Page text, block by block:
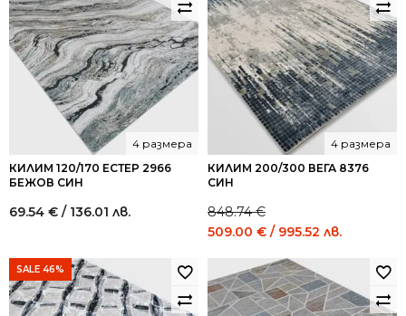
КИЛИМ 120/170 ЕСТЕР 2966
БЕЖОВ СИН
4 размера
69.54 € / 136.01 лв.
КИЛИМ 200/300 ВЕГА 8376
СИН
4 размера
848.74€
Original
was:
848.74 €
/
509.00 € / 995.52 лв.
509.00
/
SALE 46%